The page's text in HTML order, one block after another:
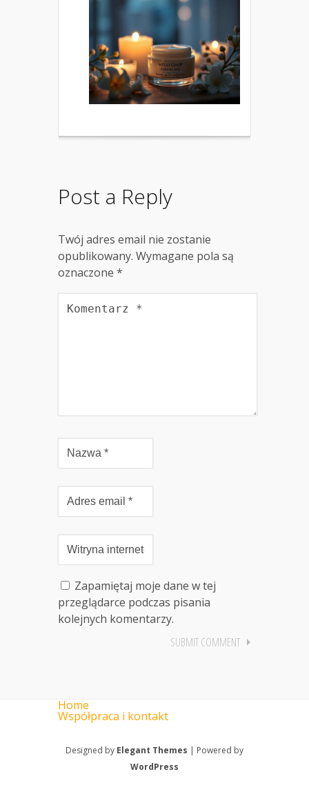
Post a Reply
Twój adres email nie zostanie
opublikowany. Wymagane pola są
oznaczone *
Zapamiętaj moje dane w tej
przeglądarce podczas pisania
kolejnych komentarzy.
Home
Współpraca i kontakt
Designed by Elegant Themes | Powered by
WordPress